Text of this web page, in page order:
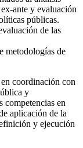
ante y evaluación
públicas.
de las
metodologías de
coordinación con
y
competencias en
aplicación de la
y ejecución